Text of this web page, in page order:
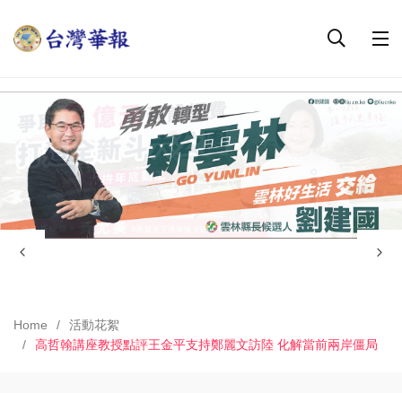
Home
活動花絮
高哲翰講座教授點評王金平支持鄭麗文訪陸 化解當前兩岸僵局